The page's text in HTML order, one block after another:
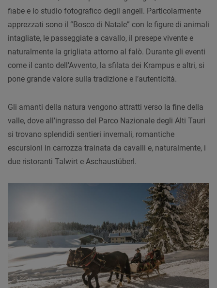
fiabe e lo studio fotografico degli angeli. Particolarmente
apprezzati sono il “Bosco di Natale” con le figure di animali
intagliate, le passeggiate a cavallo, il presepe vivente e
naturalmente la grigliata attorno al falò. Durante gli eventi
come il canto dell’Avvento, la sfilata dei Krampus e altri, si
pone grande valore sulla tradizione e l’autenticità.
Gli amanti della natura vengono attratti verso la fine della
valle, dove all’ingresso del Parco Nazionale degli Alti Tauri
si trovano splendidi sentieri invernali, romantiche
escursioni in carrozza trainata da cavalli e, naturalmente, i
due ristoranti Talwirt e Aschaustüberl.